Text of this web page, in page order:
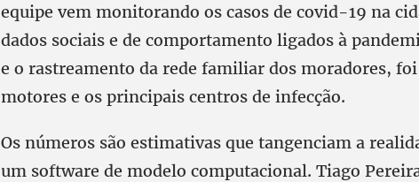
equipe vem monitorando os casos de covid-19 na
dados sociais e de comportamento ligados à
e o rastreamento da rede familiar dos moradores,
motores e os principais centros de infecção.
Os números são estimativas que tangenciam a
um software de modelo computacional. Tiago